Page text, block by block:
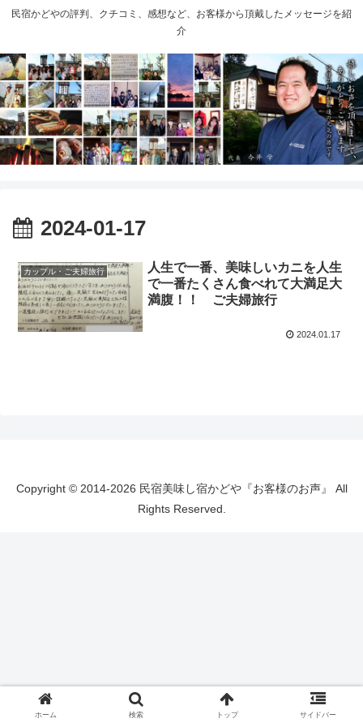
民宿かどやの評判、クチコミ、感想など、お客様から頂戴したメッセージを紹
介
2024-01-17
カップル・ご夫婦旅行
人生で一番、美味しいカニを人生
で一番たくさん食べれて大満足大
満腹！！ ご夫婦旅行
2024.01.17
Copyright © 2014-2026 民宿美味し宿かどや『お客様のお声』 All
Rights Reserved.
ホーム 検索 トップ サイドバー